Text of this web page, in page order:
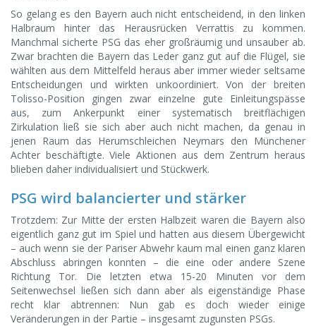
So gelang es den Bayern auch nicht entscheidend, in den linken
Halbraum hinter das Herausrücken Verrattis zu kommen.
Manchmal sicherte PSG das eher großräumig und unsauber ab.
Zwar brachten die Bayern das Leder ganz gut auf die Flügel, sie
wählten aus dem Mittelfeld heraus aber immer wieder seltsame
Entscheidungen und wirkten unkoordiniert. Von der breiten
Tolisso-Position gingen zwar einzelne gute Einleitungspässe
aus, zum Ankerpunkt einer systematisch breitflächigen
Zirkulation ließ sie sich aber auch nicht machen, da genau in
jenen Raum das Herumschleichen Neymars den Münchener
Achter beschäftigte. Viele Aktionen aus dem Zentrum heraus
blieben daher individualisiert und Stückwerk.
PSG wird balancierter und stärker
Trotzdem: Zur Mitte der ersten Halbzeit waren die Bayern also
eigentlich ganz gut im Spiel und hatten aus diesem Übergewicht
– auch wenn sie der Pariser Abwehr kaum mal einen ganz klaren
Abschluss abringen konnten – die eine oder andere Szene
Richtung Tor. Die letzten etwa 15-20 Minuten vor dem
Seitenwechsel ließen sich dann aber als eigenständige Phase
recht klar abtrennen: Nun gab es doch wieder einige
Veränderungen in der Partie – insgesamt zugunsten PSGs.